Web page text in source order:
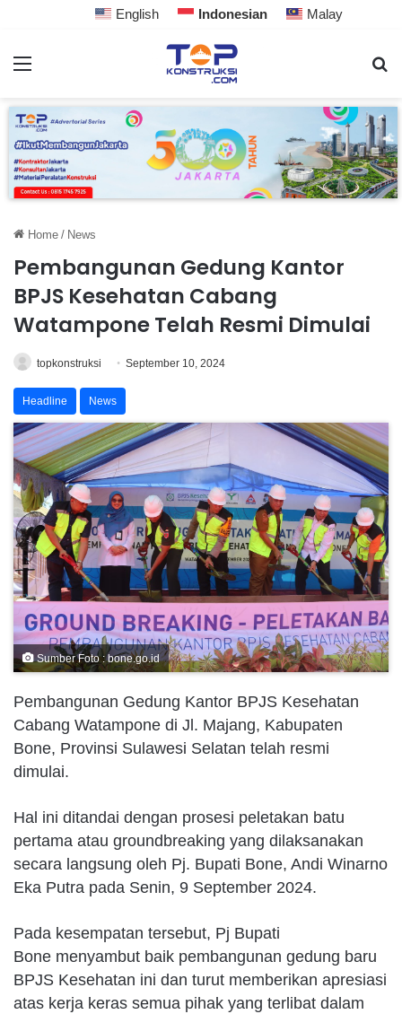
English Indonesian Malay
Home / News
Pembangunan Gedung Kantor
BPJS Kesehatan Cabang
Watampone Telah Resmi Dimulai
topkonstruksi September 10, 2024
Headline News
Sumber Foto : bone.go.id
Pembangunan Gedung Kantor BPJS Kesehatan
Cabang Watampone di Jl. Majang, Kabupaten
Bone, Provinsi Sulawesi Selatan telah resmi
dimulai.
Hal ini ditandai dengan prosesi peletakan batu
pertama atau groundbreaking yang dilaksanakan
secara langsung oleh Pj. Bupati Bone, Andi Winarno
Eka Putra pada Senin, 9 September 2024.
Pada kesempatan tersebut, Pj Bupati
Bone menyambut baik pembangunan gedung baru
BPJS Kesehatan ini dan turut memberikan apresiasi
atas kerja keras semua pihak yang terlibat dalam